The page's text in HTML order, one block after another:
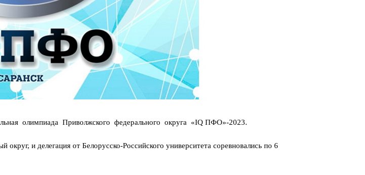
олимпиада Приволжского федерального округа «IQ ПФО»-2023.
и делегация от Белорусско-Российского университета соревновались по 6